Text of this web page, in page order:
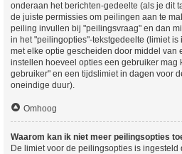
onderaan het berichten-gedeelte (als je dit
de juiste permissies om peilingen aan te
peiling invullen bij "peilingsvraag" en dan
in het "peilingopties"-tekstgedeelte (limiet
met elke optie gescheiden door middel van
instellen hoeveel opties een gebruiker mag
gebruiker" en een tijdslimiet in dagen voor
oneindige duur).
Omhoog
Waarom kan ik niet meer peilingsopties
De limiet voor de peilingsopties is